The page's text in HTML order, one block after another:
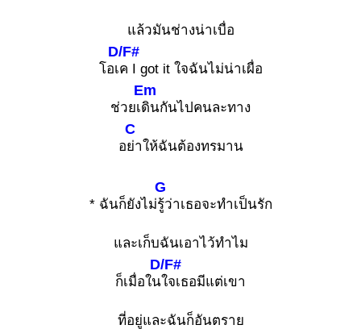
แล้วมันช่างน่าเบื่อ
โอเ
D/F#
ค I got it ใจฉันไม่น่าเผื่อ
ช่วยเ
Em
ดินกันไปคนละทาง
อ
C
ย่าให้ฉันต้องทรมาน
* ฉันก็ยังไม่
G
รู้ว่าเธอจะทำเป็นรัก
และเก็บฉันเอาไว้ทำไม
ก็เมื่อใน
D/F#
ใจเธอมีแต่เขา
ที่อยู่และฉันก็อันตราย